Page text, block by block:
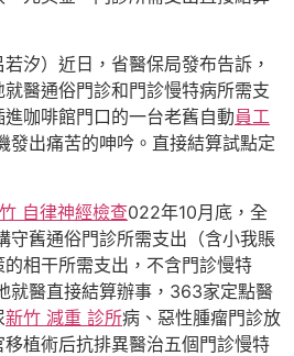
汐）近日，省醫保局發布告訴，
醫通俗門診和門診慢特病所需支
咖啡館門口的一台老舊自動員工
發出痛苦的呻吟。直接結算試點定
自律神經檢查022年10月底，全
守舊通俗門診所需支出（含小我賬
相干所需支出，不含門診慢特
就醫直接結算辦事，363家定點醫
新竹 減重 診所病、惡性腫瘤門診放
植術后抗排異醫治五個門診慢特